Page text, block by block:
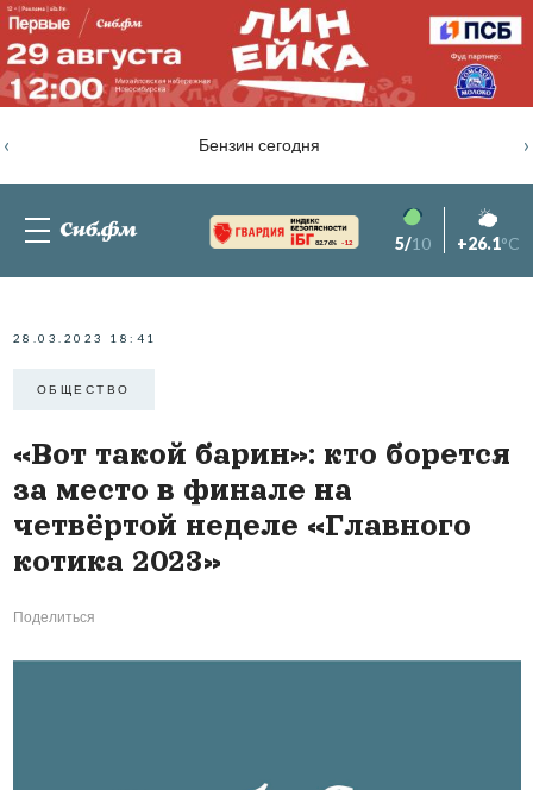
Бензин сегодня
‹ ›
82.76% -1.2 5/10 +26.1°C
28.03.2023 18:41
ОБЩЕСТВО
«Вот такой барин»: кто борется
за место в финале на
четвёртой неделе «Главного
котика 2023»
Поделиться